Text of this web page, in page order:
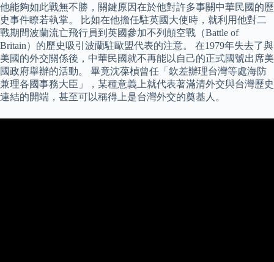
他能夠如此戰無不勝，關鍵原因在於他對許多事關中華民國的歷
史事件瞭若執掌。 比如在他擔任駐英國大使時，就利用他對二
戰期間波蘭流亡飛行員到英國參加不列顛空戰（Battle of
Britain）的歷史吸引波蘭駐歐盟代表的注意。 在1979年失去了與
美國的外交關係後，中華民國就不再能以自己的正式國號出席美
國政府舉辦的活動。 畢竟沈葆楨曾任「欽差辦理台灣等處海防
兼理各國事務大臣」，某種意義上就代表著滿清外交與台灣歷史
連結的開端，甚至可以稱得上是台灣外交的奠基人。